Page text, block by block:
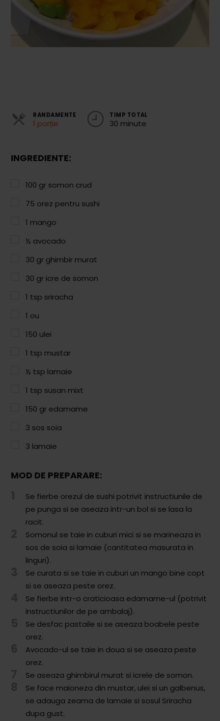
Fursecuri
Brioșe și Checuri
Budinci, Jeleuri și Sufleuri
Plăcinte, Tarte și Rulade
Prăjituri
Dulceață / Gem
Sirop / Compot
Sosuri și Condimente
Garnituri
Pâine
Paste & Risotto
Patiserie
Sandwichuri și Wraps
Comunitatea
iCooking
Librărie
Adaugă o rețetă
Cum adăugăm o rețetă
Regulament de postare
CONCURS
RANDAMENTE
1 porție
TIMP TOTAL
30 minute
INGREDIENTE:
100 gr somon crud
75 orez pentru sushi
1 mango
½ avocado
30 gr ghimbir murat
30 gr icre de somon
1 tsp sriracha
1 ou
150 ulei
1 tsp mustar
½ tsp lamaie
1 tsp susan mixt
150 gr edamame
3 sos soia
3 lamaie
MOD DE PREPARARE:
Se fierbe orezul de sushi potrivit instructiunile de
pe punga si se aseaza intr-un bol si se lasa la
racit.
Somonul se taie in cuburi mici si se marineaza in
sos de soia si lamaie (cantitatea masurata in
linguri).
Se curata si se taie in cuburi un mango bine copt
si se aseaza peste orez.
Se fierbe intr-o craticioasa edamame-ul (potrivit
instructiunilor de pe ambalaj).
Se desfac pastaile si se aseaza boabele peste
orez.
Avocado-ul se taie in doua si se aseaza peste
orez.
Se aseaza ghimbirul murat si icrele de somon.
Se face maioneza din mustar, ulei si un galbenus,
se adauga zeama de lamaie si sosul Sriracha
dupa gust.